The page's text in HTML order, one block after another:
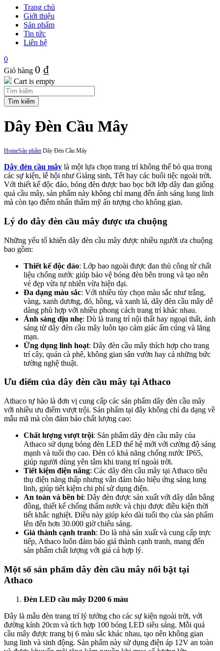
Trang chủ
Giới thiệu
Sản phẩm
Tin tức
Liên hệ
0
Giỏ hàng 0 ₫
Cart is empty
Dây Đèn Cầu Mây
HomeSản phẩm Dây Đèn Cầu Mây
Dây đèn cầu mây là một lựa chọn trang trí không thể bỏ qua trong
các sự kiện, lễ hội như Giáng sinh, Tết hay các buổi tiệc ngoài trời.
Với thiết kế độc đáo, bóng đèn được bao bọc bởi lớp dây đan giống
quả cầu mây, sản phẩm này không chỉ mang đến ánh sáng lung linh
mà còn tạo điểm nhấn thẩm mỹ ấn tượng cho không gian.
Lý do dây đèn cầu mây được ưa chuộng
Những yếu tố khiến dây đèn cầu mây được nhiều người ưa chuộng
bao gồm:
Thiết kế độc đáo: Lớp bao ngoài được đan thủ công từ chất
liệu chống nước giúp bảo vệ bóng đèn bên trong và tạo nên
vẻ đẹp vừa tự nhiên vừa hiện đại.
Đa dạng màu sắc: Với nhiều tùy chọn màu sắc như trắng,
vàng, xanh dương, đỏ, hồng, và xanh lá, dây đèn cầu mây dễ
dàng phù hợp với nhiều phong cách trang trí khác nhau.
Ánh sáng dịu nhẹ: Dù là trang trí nội thất hay ngoại thất, ánh
sáng từ dây đèn cầu mây luôn tạo cảm giác ấm cúng và lãng
mạn.
Ứng dụng linh hoạt: Dây đèn cầu mây thích hợp cho trang
trí cây, quán cà phê, không gian sân vườn hay cả những bức
tường nghệ thuật.
Ưu điểm của dây đèn cầu mây tại Athaco
Athaco tự hào là đơn vị cung cấp các sản phẩm dây đèn cầu mây
với nhiều ưu điểm vượt trội. Sản phẩm tại đây không chỉ đa dạng về
mẫu mã mà còn đảm bảo chất lượng cao:
Chất lượng vượt trội: Sản phẩm dây đèn cầu mây của
Athaco sử dụng bóng đèn LED thế hệ mới với cường độ sáng
mạnh và tuổi thọ cao. Đèn có khả năng chống nước IP65,
giúp người dùng yên tâm khi trang trí ngoài trời.
Tiết kiệm điện năng: Các dây đèn cầu mây tại Athaco tiêu
thụ điện năng thấp nhưng vẫn đảm bảo hiệu ứng sáng lung
linh, giúp tiết kiệm chi phí sử dụng điện.
An toàn và bền bỉ: Dây đèn được sản xuất với dây dẫn bằng
đồng, thiết kế chống thấm nước và chịu được điều kiện thời
tiết khắc nghiệt. Điều này giúp kéo dài tuổi thọ của sản phẩm
lên đến hơn 30.000 giờ chiếu sáng.
Giá thành cạnh tranh: Do là nhà sản xuất và cung cấp trực
tiếp, Athaco luôn đảm bảo giá thành cạnh tranh, mang đến
sản phẩm chất lượng với giá cả hợp lý.
Một số sản phẩm dây đèn cầu mây nổi bật tại
Athaco
Đèn LED cầu mây D200 6 màu
Đây là mẫu đèn trang trí lý tưởng cho các sự kiện ngoài trời, với
đường kính 20cm và tích hợp 100 bóng LED siêu sáng. Mỗi quả
cầu mây được trang bị 6 màu sắc khác nhau, tạo nên không gian
lung linh và sinh động. Sản phẩm này sử dụng điện áp 12V an toàn